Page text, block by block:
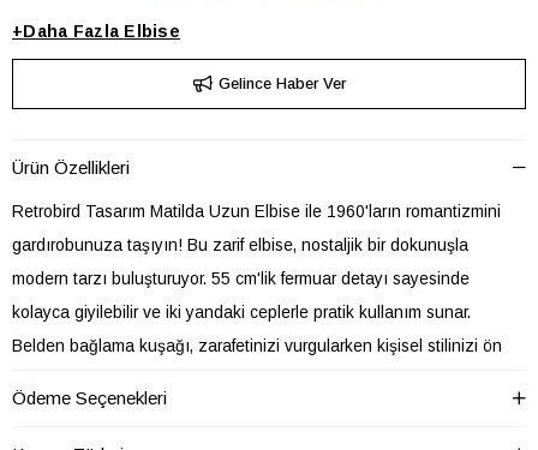
+Daha Fazla Elbise
Gelince Haber Ver
Ürün Özellikleri
Retrobird Tasarım Matilda Uzun Elbise ile 1960'ların romantizmini
gardırobunuza taşıyın! Bu zarif elbise, nostaljik bir dokunuşla
modern tarzı buluşturuyor. 55 cm'lik fermuar detayı sayesinde
kolayca giyilebilir ve iki yandaki ceplerle pratik kullanım sunar.
Belden bağlama kuşağı, zarafetinizi vurgularken kişisel stilinizi ön
Kocaman kloş eteğiyle her adımda göz alıcı bir hareket sağlar ve
Ödeme Seçenekleri